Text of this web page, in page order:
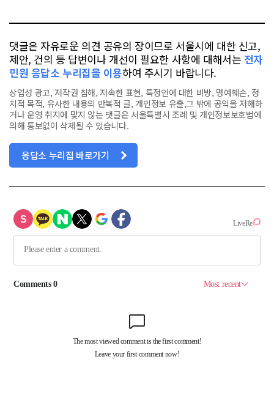
댓글은 자유로운 의견 공유의 장이므로 서울시에 대한 신고,
제안, 건의 등 답변이나 개선이 필요한 사항에 대해서는 전자
민원 응답소 누리집을 이용하여 주시기 바랍니다.
상업성 광고, 저작권 침해, 저속한 표현, 특정인에 대한 비방, 명예훼손, 정
치적 목적, 유사한 내용의 반복적 글, 개인정보 유출,그 밖에 공익을 저해하
거나 운영 취지에 맞지 않는 댓글은 서울특별시 조례 및 개인정보보호법에
의해 통보없이 삭제될 수 있습니다.
응답소 누리집 바로가기